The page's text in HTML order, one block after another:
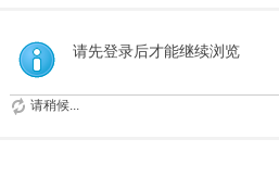
请先登录后才能继续浏览
请稍候...